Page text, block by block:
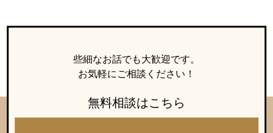
些細なお話でも大歓迎です。
お気軽にご相談ください！
無料相談はこちら